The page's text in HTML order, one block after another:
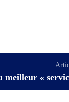
meilleur «